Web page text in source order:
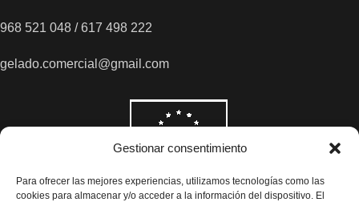
Gestionar consentimiento
Para ofrecer las mejores experiencias, utilizamos tecnologías como las
cookies para almacenar y/o acceder a la información del dispositivo. El
968 521 048 / 617 498 222
gelado.comercial@gmail.com